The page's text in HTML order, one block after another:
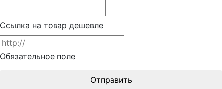
Ссылка на товар дешевле
Обязательное поле
Отправить